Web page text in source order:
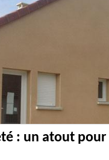
: un atout pour